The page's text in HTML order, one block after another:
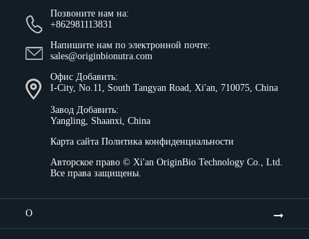
Позвоните нам на:
+862981113831
Напишите нам по электронной почте:
sales@originbionutra.com
Офис Добавить:
I-City, No.11, South Tangyan Road, Xi'an, 710075, China
Завод Добавить:
Yangling, Shaanxi, China
Карта сайта Политика конфиденциальности
Авторское право © Xi'an OriginBio Technology Co., Ltd.
Все права защищены.
О